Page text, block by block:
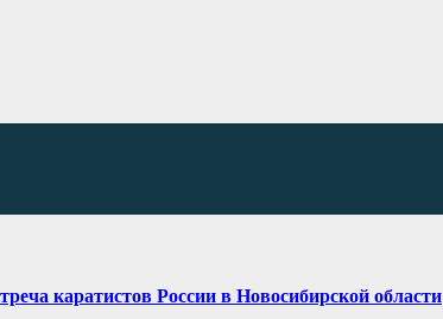
каратистов России в Новосибирской области